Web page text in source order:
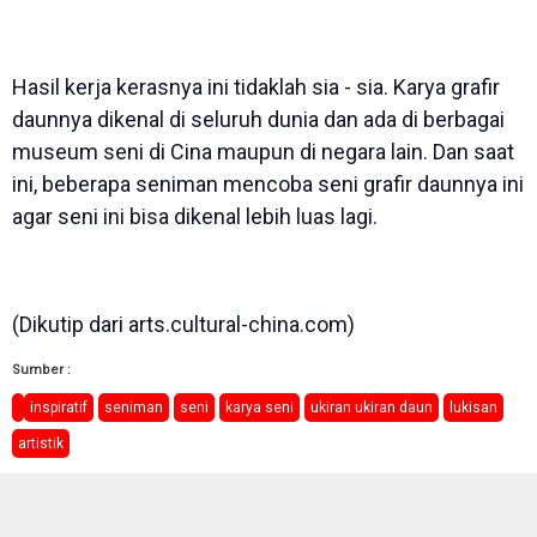
Hasil kerja kerasnya ini tidaklah sia - sia. Karya grafir
daunnya dikenal di seluruh dunia dan ada di berbagai
museum seni di Cina maupun di negara lain. Dan saat
ini, beberapa seniman mencoba seni grafir daunnya ini
agar seni ini bisa dikenal lebih luas lagi.
(Dikutip dari arts.cultural-china.com)
Sumber :
inspiratif seniman seni karya seni ukiran ukiran daun lukisan
artistik